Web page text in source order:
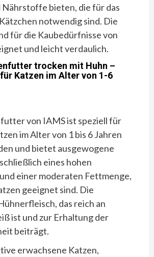
Nährstoffe bieten, die für das
notwendig sind. Die
für die Kaubedürfnisse von
und leicht verdaulich.
trocken mit Huhn –
Katzen im Alter von 1-6
von IAMS ist speziell für
im Alter von 1 bis 6 Jahren
und bietet ausgewogene
eines hohen
einer moderaten Fettmenge,
geeignet sind. Die
das reich an
ist und zur Erhaltung der
beiträgt.
erwachsene Katzen,